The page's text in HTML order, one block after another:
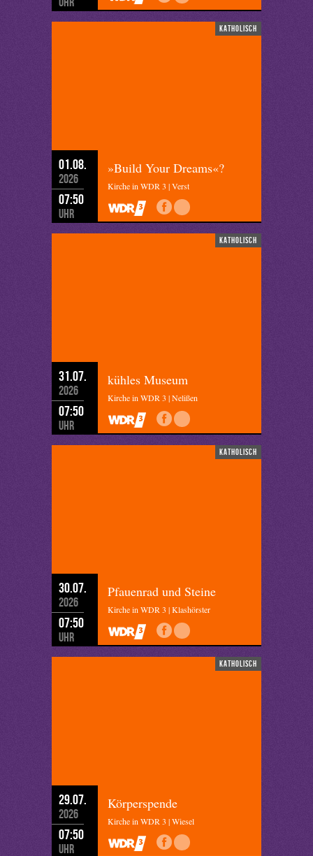
katholisch
01.08.
2026
07:50
Uhr
»Build Your Dreams«?
Kirche in WDR 3 | Verst
katholisch
31.07.
2026
07:50
Uhr
kühles Museum
Kirche in WDR 3 | Nelißen
katholisch
30.07.
2026
07:50
Uhr
Pfauenrad und Steine
Kirche in WDR 3 | Klashörster
katholisch
29.07.
2026
07:50
Uhr
Körperspende
Kirche in WDR 3 | Wiesel